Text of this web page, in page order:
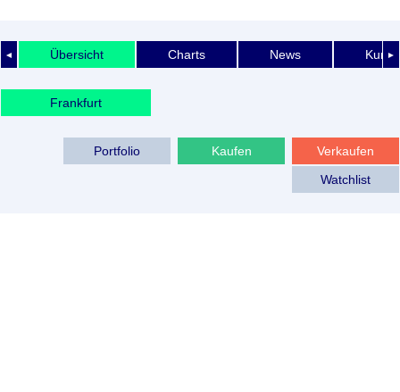
◄ ►
Übersicht Charts News
Frankfurt
Verkaufen
Kaufen
Portfolio
Watchlist